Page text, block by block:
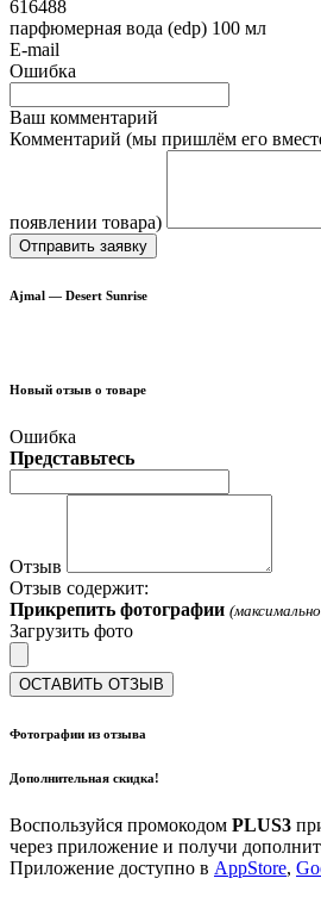
616488
парфюмерная вода (edp) 100 мл
E-mail
Ошибка
Ваш комментарий
Комментарий (мы пришлём его
появлении товара)
Отправить заявку
Ajmal — Desert Sunrise
Новый отзыв о товаре
Ошибка
Представьтесь
Отзыв
Отзыв содержит:
Прикрепить фотографии
Загрузить фото
ОСТАВИТЬ ОТЗЫВ
Фотографии из отзыва
Дополнительная скидка!
Воспользуйся промокодом PLUS3
через приложение и получи
Приложение доступно в AppStore,